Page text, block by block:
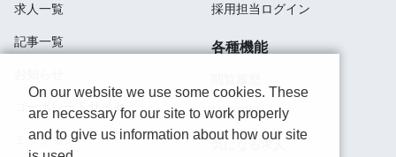
求人一覧
記事一覧
コーポレートサイト
ミッション
採用担当ログイン
各種機能
検索履歴
気になる求人
On our website we use some cookies. These
are necessary for our site to work properly
and to give us information about how our site